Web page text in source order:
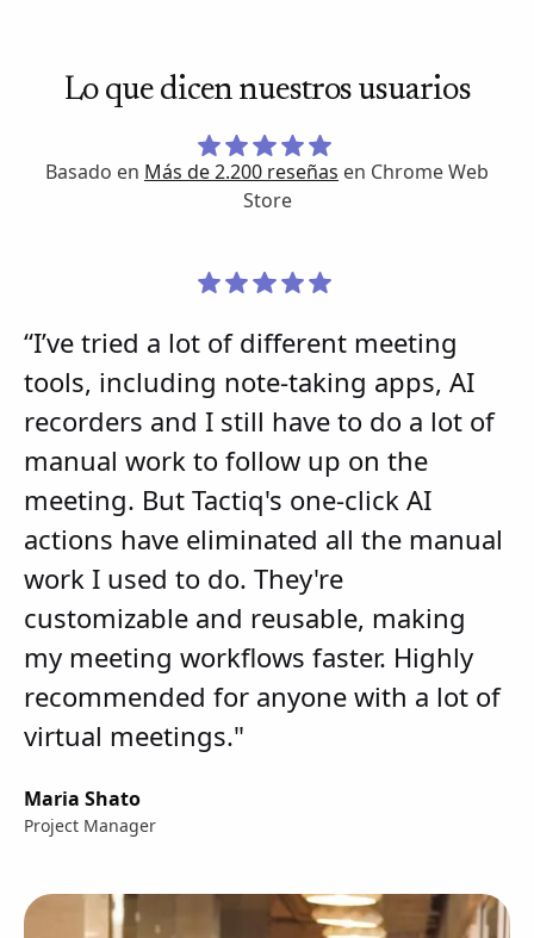
Lo que dicen nuestros usuarios
Basado en Más de 2.200 reseñas en Chrome Web
Store
“I’ve tried a lot of different meeting
tools, including note-taking apps, AI
recorders and I still have to do a lot of
manual work to follow up on the
meeting. But Tactiq's one-click AI
actions have eliminated all the manual
work I used to do. They're
customizable and reusable, making
my meeting workflows faster. Highly
recommended for anyone with a lot of
virtual meetings."
Maria Shato
Project Manager